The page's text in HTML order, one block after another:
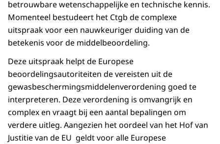
betrouwbare wetenschappelijke en technische kennis.
Momenteel bestudeert het Ctgb de complexe
uitspraak voor een nauwkeuriger duiding van de
betekenis voor de middelbeoordeling.
Deze uitspraak helpt de Europese
beoordelingsautoriteiten de vereisten uit de
gewasbeschermingsmiddelenverordening goed te
interpreteren. Deze verordening is omvangrijk en
complex en vraagt bij een aantal bepalingen om
verdere uitleg. Aangezien het oordeel van het Hof van
Justitie van de EU geldt voor alle Europese